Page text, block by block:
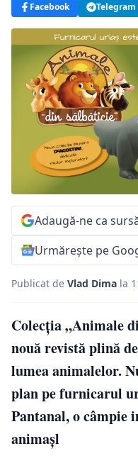
Facebook Telegram
Adaugă-ne ca
Urmărește pe
Publicat de Vlad Dima la
Colecția „Animale
nouă revistă plină
lumea animalelor.
plan pe furnicarul
Pantanal, o câmpie
animașl